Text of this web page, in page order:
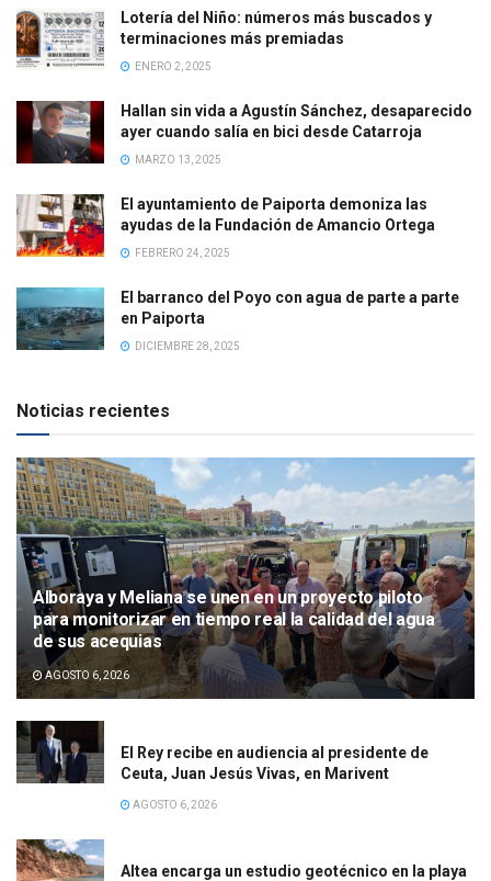
Lotería del Niño: números más buscados y
terminaciones más premiadas
ENERO 2, 2025
Hallan sin vida a Agustín Sánchez, desaparecido
ayer cuando salía en bici desde Catarroja
MARZO 13, 2025
El ayuntamiento de Paiporta demoniza las
ayudas de la Fundación de Amancio Ortega
FEBRERO 24, 2025
El barranco del Poyo con agua de parte a parte
en Paiporta
DICIEMBRE 28, 2025
Noticias recientes
Alboraya y Meliana se unen en un proyecto piloto
para monitorizar en tiempo real la calidad del agua
de sus acequias
AGOSTO 6, 2026
El Rey recibe en audiencia al presidente de
Ceuta, Juan Jesús Vivas, en Marivent
AGOSTO 6, 2026
Altea encarga un estudio geotécnico en la playa